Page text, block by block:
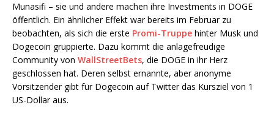
Munasifi – sie und andere machen ihre Investments in DOGE
öffentlich. Ein ähnlicher Effekt war bereits im Februar zu
beobachten, als sich die erste Promi-Truppe hinter Musk und
Dogecoin gruppierte. Dazu kommt die anlagefreudige
Community von WallStreetBets, die DOGE in ihr Herz
geschlossen hat. Deren selbst ernannte, aber anonyme
Vorsitzender gibt für Dogecoin auf Twitter das Kursziel von 1
US-Dollar aus.